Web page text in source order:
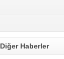
Diğer Haberler